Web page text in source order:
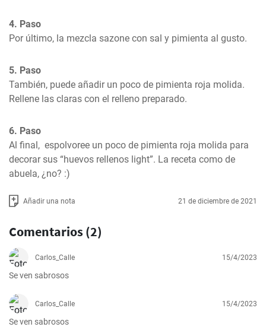
4. Paso
Por último, la mezcla sazone con sal y pimienta al gusto.
5. Paso
También, puede añadir un poco de pimienta roja molida.
Rellene las claras con el relleno preparado.
6. Paso
Al final,  espolvoree un poco de pimienta roja molida para
decorar sus “huevos rellenos light”. La receta como de
abuela, ¿no? :)
Añadir una nota 21 de diciembre de 2021
Comentarios (2)
Carlos_Calle 15/4/2023
Se ven sabrosos
Carlos_Calle 15/4/2023
Se ven sabrosos